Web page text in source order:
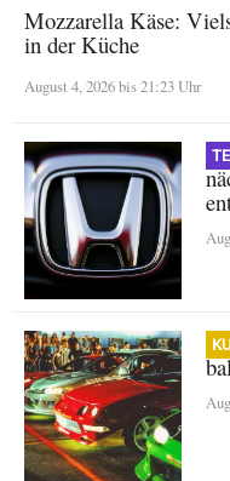
Mozzarella Käse:
in der Küche
August 4, 2026 bis 21:23 Uhr